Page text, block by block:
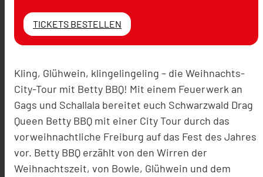
TICKETS BESTELLEN
Kling, Glühwein, klingelingeling – die Weihnachts-
City-Tour mit Betty BBQ! Mit einem Feuerwerk an
Gags und Schallala bereitet euch Schwarzwald Drag
Queen Betty BBQ mit einer City Tour durch das
vorweihnachtliche Freiburg auf das Fest des Jahres
vor. Betty BBQ erzählt von den Wirren der
Weihnachtszeit, von Bowle, Glühwein und dem